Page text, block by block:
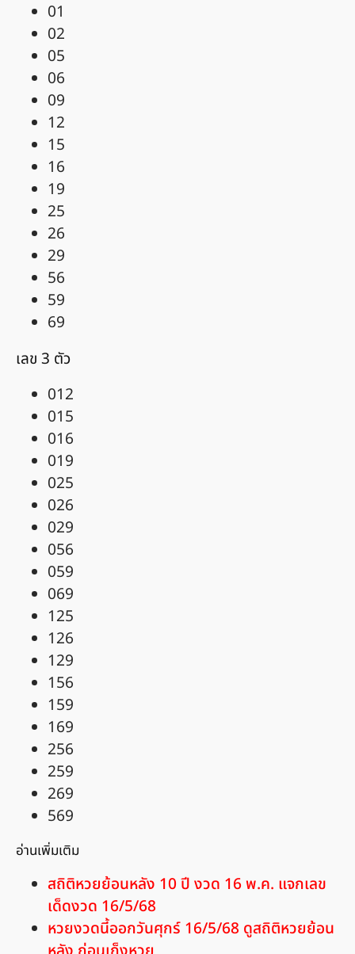
01
02
05
06
09
12
15
16
19
25
26
29
56
59
69
เลข 3 ตัว
012
015
016
019
025
026
029
056
059
069
125
126
129
156
159
169
256
259
269
569
อ่านเพิ่มเติม
สถิติหวยย้อนหลัง 10 ปี งวด 16 พ.ค. แจกเลข
เด็ดงวด 16/5/68
หวยงวดนี้ออกวันศุกร์ 16/5/68 ดูสถิติหวยย้อน